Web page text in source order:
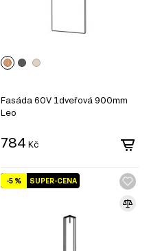
Fasáda 60V 1dveřová 900mm
Leo
784 Kč
SUPER-CENA
-5 %